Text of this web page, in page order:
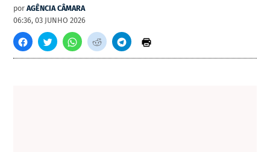
por AGÊNCIA CÂMARA
06:36, 03 JUNHO 2026